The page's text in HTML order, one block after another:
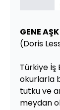
GENE AŞK
(Doris
Türkiye İş
okurlarla
tutku ve
meydan